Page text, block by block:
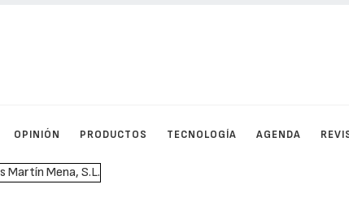
OPINIÓN PRODUCTOS TECNOLOGÍA AGENDA